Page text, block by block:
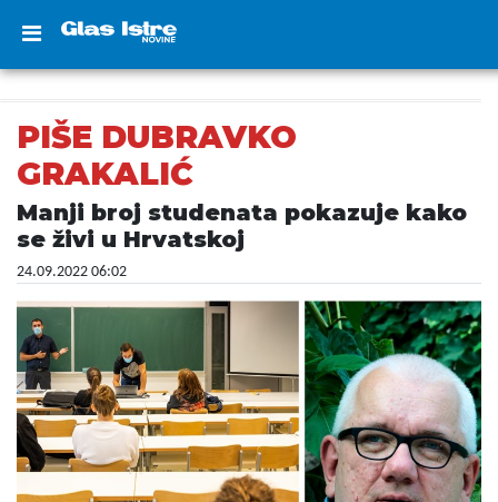
PIŠE DUBRAVKO
GRAKALIĆ
Manji broj studenata pokazuje kako
se živi u Hrvatskoj
24.09.2022 06:02